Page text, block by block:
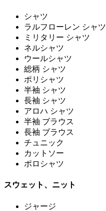
シャツ
ラルフローレン シャツ
ミリタリー シャツ
ネルシャツ
ウールシャツ
総柄 シャツ
ポリシャツ
半袖 シャツ
長袖 シャツ
アロハ シャツ
半袖 ブラウス
長袖 ブラウス
チュニック
カットソー
ポロシャツ
スウェット、ニット
ジャージ